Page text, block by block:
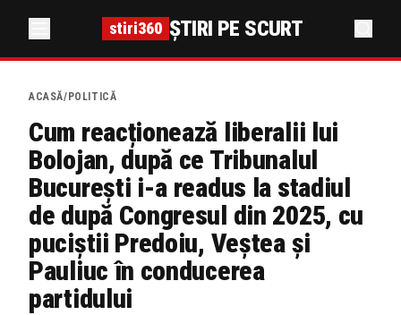
stiri360 ȘTIRI PE SCURT
ACASĂ/ POLITICĂ
Cum reacționează liberalii lui
Bolojan, după ce Tribunalul
București i-a readus la stadiul
de după Congresul din 2025, cu
puciștii Predoiu, Veștea și
Pauliuc în conducerea
partidului